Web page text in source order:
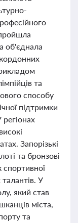
об'єднала
та
способу
підтримки
регіонах
Запорізькі
та бронзові
У
який став
міста,
та